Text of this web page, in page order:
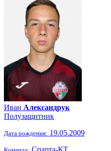
Иван Александрук
Полузащитник
Дата рождения: 19.05.2009
Спарта-КТ